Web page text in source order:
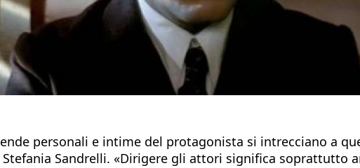
personali e intime del protagonista si intrecciano a
Sandrelli. «Dirigere gli attori significa soprattutto